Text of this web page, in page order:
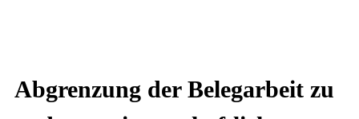
Abgrenzung der Belegarbeit zu